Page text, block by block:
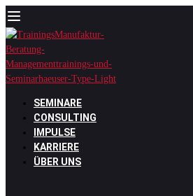
Zum
Inhalt
springen
SEMINARE
CONSULTING
IMPULSE
KARRIERE
ÜBER UNS